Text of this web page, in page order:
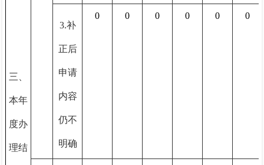
三、
本年
度办
理结
3.补
正后
申请
内容
仍不
明确
0 0 0 0 0 0